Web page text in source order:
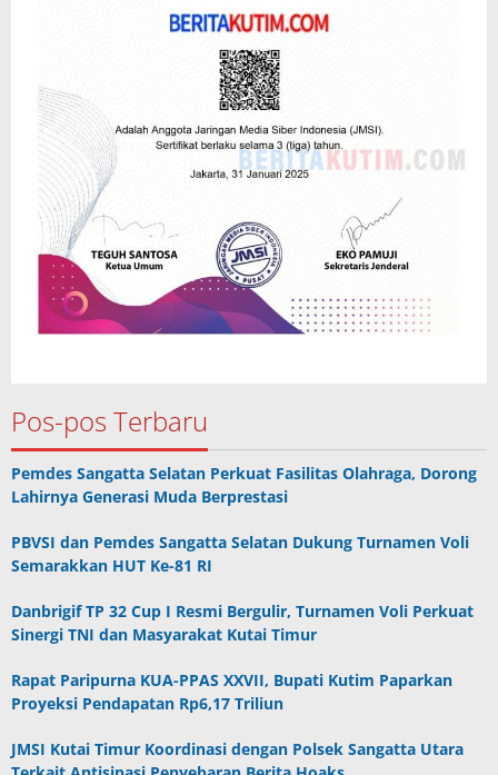
Pos-pos Terbaru
Pemdes Sangatta Selatan Perkuat Fasilitas Olahraga, Dorong
Lahirnya Generasi Muda Berprestasi
PBVSI dan Pemdes Sangatta Selatan Dukung Turnamen Voli
Semarakkan HUT Ke-81 RI
Danbrigif TP 32 Cup I Resmi Bergulir, Turnamen Voli Perkuat
Sinergi TNI dan Masyarakat Kutai Timur
Rapat Paripurna KUA-PPAS XXVII, Bupati Kutim Paparkan
Proyeksi Pendapatan Rp6,17 Triliun
JMSI Kutai Timur Koordinasi dengan Polsek Sangatta Utara